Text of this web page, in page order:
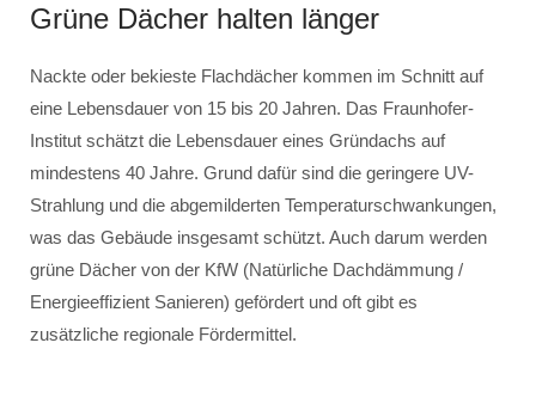
Grüne Dächer halten länger
Nackte oder bekieste Flachdächer kommen im Schnitt auf
eine Lebensdauer von 15 bis 20 Jahren. Das Fraunhofer-
Institut schätzt die Lebensdauer eines Gründachs auf
mindestens 40 Jahre. Grund dafür sind die geringere UV-
Strahlung und die abgemilderten Temperaturschwankungen,
was das Gebäude insgesamt schützt. Auch darum werden
grüne Dächer von der KfW (Natürliche Dachdämmung /
Energieeffizient Sanieren) gefördert und oft gibt es
zusätzliche regionale Fördermittel.